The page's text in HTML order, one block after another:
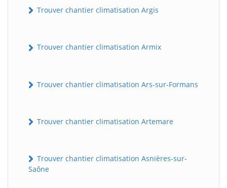
Trouver chantier climatisation Argis
Trouver chantier climatisation Armix
Trouver chantier climatisation Ars-sur-Formans
Trouver chantier climatisation Artemare
Trouver chantier climatisation Asnières-sur-
Saône